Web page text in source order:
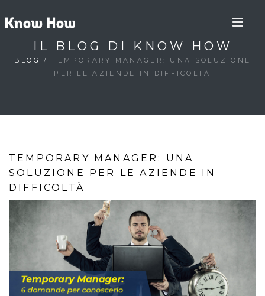
IL BLOG DI KNOW HOW
BLOG / TEMPORARY MANAGER: UNA SOLUZIONE
PER LE AZIENDE IN DIFFICOLTÀ
TEMPORARY MANAGER: UNA
SOLUZIONE PER LE AZIENDE IN
DIFFICOLTÀ